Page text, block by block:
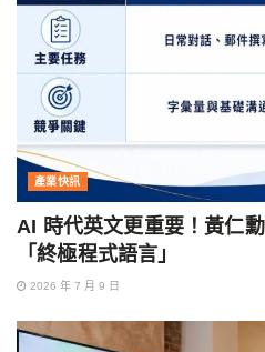
產業快訊
AI 時代英文更重要！黃仁
「終極程式語言」
2026 年 7 月 9 日